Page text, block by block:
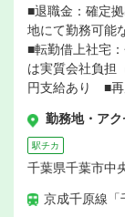
■退職金：確定
地にて勤務可能
■転勤借上社宅
は実質会社負
円支給あり ■
勤務地・アク
駅チカ
千葉県千葉市中
京成千原線「